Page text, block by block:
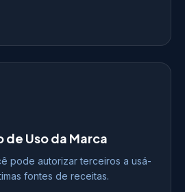
Uso da Marca
pode autorizar terceiros a usá-
fontes de receitas.